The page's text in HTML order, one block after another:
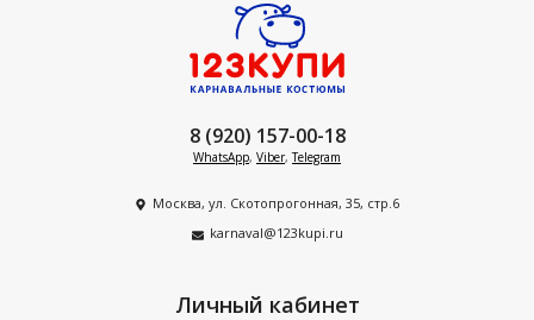
8 (920) 157-00-18
WhatsApp, Viber,Telegram
Москва, ул. Скотопрогонная, 35, стр.6
karnaval@123kupi.ru
Личный кабинет